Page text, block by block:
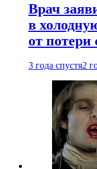
Врач
в
от потери
3 года спустя2